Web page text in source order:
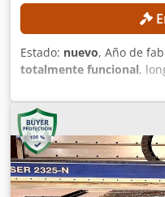
Estado: nuevo, Año de
totalmente funcional,
3.000
mm, tipo de control:
Grosor máximo de la
corte por plasma: de 0,5
recomendado: de 0,5 a
penetración: 30 mm
la mesa: 1.500 mm